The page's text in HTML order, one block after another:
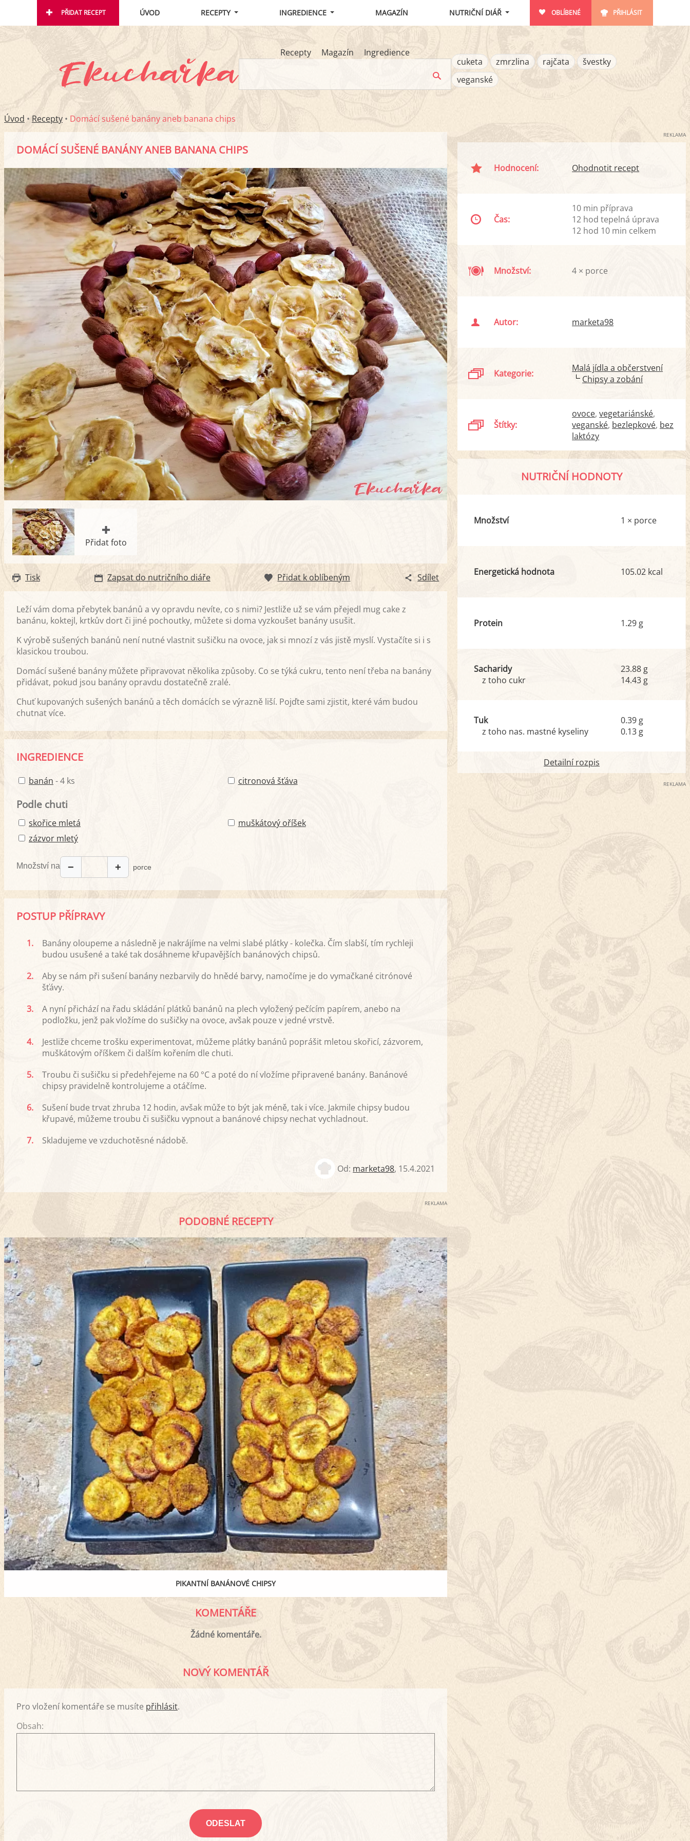
PŘIDAT RECEPT ÚVOD RECEPTY INGREDIENCE MAGAZÍN NUTRIČNÍ DIÁŘ OBLÍBENÉ PŘIHLÁSIT
Recepty Magazín
Ingredience
cuketa
zmrzlina rajčata
švestky
veganské
Úvod • Recepty • Domácí sušené banány aneb banana chips
DOMÁCÍ SUŠENÉ BANÁNY ANEB BANANA CHIPS
Přidat foto
Tisk Zapsat do nutričního diáře Přidat k oblíbeným Sdílet
Leží vám doma přebytek banánů a vy opravdu nevíte, co s nimi? Jestliže už se vám přejedl mug cake z
banánu, koktejl, krtkův dort či jiné pochoutky, můžete si doma vyzkoušet banány usušit.
K výrobě sušených banánů není nutné vlastnit sušičku na ovoce, jak si mnozí z vás jistě myslí. Vystačíte si i s
klasickou troubou.
Domácí sušené banány můžete připravovat několika způsoby. Co se týká cukru, tento není třeba na banány
přidávat, pokud jsou banány opravdu dostatečně zralé.
Chuť kupovaných sušených banánů a těch domácích se výrazně liší. Pojďte sami zjistit, které vám budou
chutnat více.
INGREDIENCE
banán - 4 ks citronová šťáva
Podle chuti
skořice mletá
zázvor mletý
muškátový oříšek
Množství na − + porce
POSTUP PŘÍPRAVY
1.
Banány oloupeme a následně je nakrájíme na velmi slabé plátky - kolečka. Čím slabší, tím rychleji
budou usušené a také tak dosáhneme křupavějších banánových chipsů.
2.
Aby se nám při sušení banány nezbarvily do hnědé barvy, namočíme je do vymačkané citrónové
šťávy.
3.
A nyní přichází na řadu skládání plátků banánů na plech vyložený pečícím papírem, anebo na
podložku, jenž pak vložíme do sušičky na ovoce, avšak pouze v jedné vrstvě.
4.
Jestliže chceme trošku experimentovat, můžeme plátky banánů poprášit mletou skořicí, zázvorem,
muškátovým oříškem či dalším kořením dle chuti.
5.
Troubu či sušičku si předehřejeme na 60 °C a poté do ní vložíme připravené banány. Banánové
chipsy pravidelně kontrolujeme a otáčíme.
6.
Sušení bude trvat zhruba 12 hodin, avšak může to být jak méně, tak i více. Jakmile chipsy budou
křupavé, můžeme troubu či sušičku vypnout a banánové chipsy nechat vychladnout.
7.
Skladujeme ve vzduchotěsné nádobě.
Od: marketa98, 15.4.2021
REKLAMA
PODOBNÉ RECEPTY
PIKANTNÍ BANÁNOVÉ CHIPSY
KOMENTÁŘE
Žádné komentáře.
NOVÝ KOMENTÁŘ
Pro vložení komentáře se musíte přihlásit.
Obsah:
REKLAMA
Hodnocení: Ohodnotit recept
Čas:
10 min příprava
12 hod tepelná úprava
12 hod 10 min celkem
Množství: 4 × porce
Autor: marketa98
Kategorie:
Malá jídla a občerstvení
Chipsy a zobání
Štítky:
ovoce vegetariánské
veganské bezlepkové bez
laktózy
NUTRIČNÍ HODNOTY
Množství 1 × porce
Energetická hodnota 105.02 kcal
Protein 1.29 g
Sacharidy
z toho cukr
23.88 g
14.43 g
Tuk
z toho nas. mastné kyseliny
0.39 g
0.13 g
Detailní rozpis
REKLAMA